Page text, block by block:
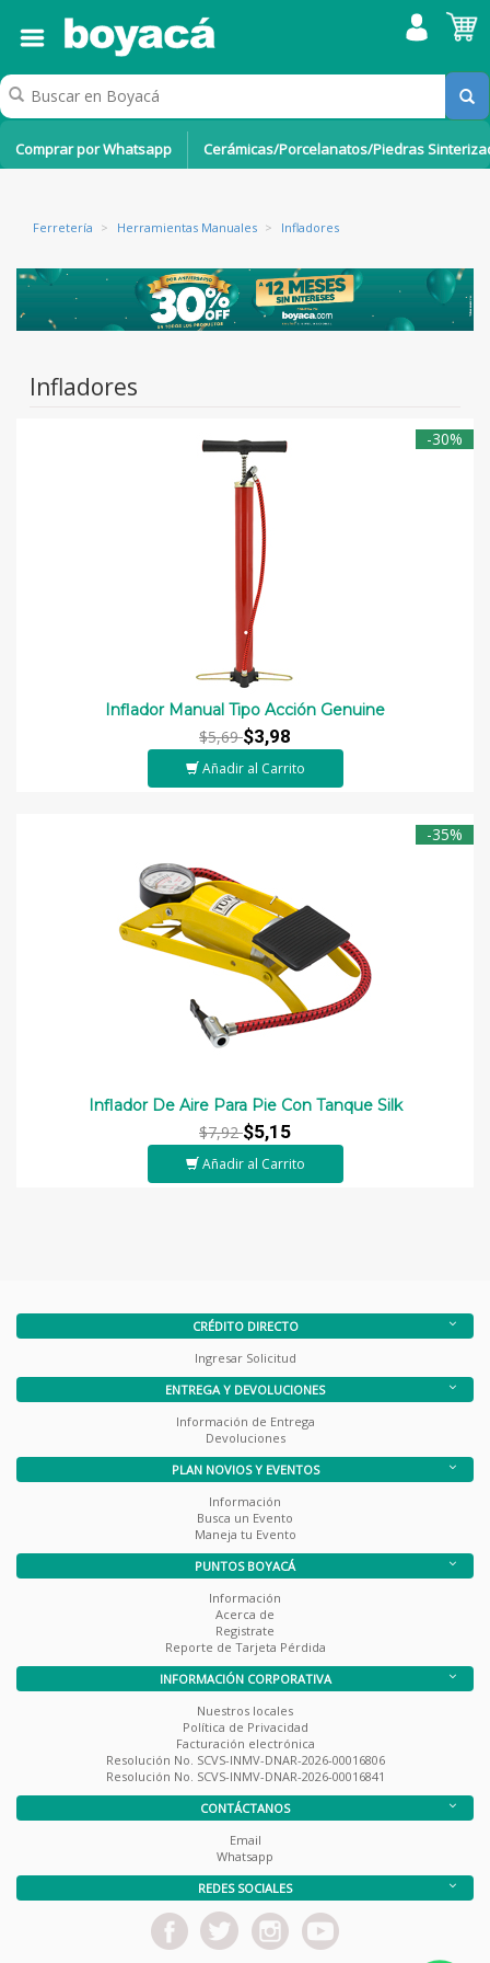
Comprar por Whatsapp Cerámicas/Porcelanatos/Piedras
Ferretería > Herramientas Manuales > Infladores
Infladores
-30%
Inflador Manual Tipo Acción Genuine
$5,69$3,98
Añadir al Carrito
-35%
Inflador De Aire Para Pie Con Tanque Silk
$7,92$5,15
Añadir al Carrito
CRÉDITO DIRECTO
Ingresar Solicitud
ENTREGA Y DEVOLUCIONES
Información de Entrega
Devoluciones
PLAN NOVIOS Y EVENTOS
Información
Busca un Evento
Maneja tu Evento
PUNTOS BOYACÁ
Información
Acerca de
Registrate
Reporte de Tarjeta Pérdida
INFORMACIÓN CORPORATIVA
Nuestros locales
Política de Privacidad
Facturación electrónica
Resolución No. SCVS-INMV-DNAR-2026-00016806
Resolución No. SCVS-INMV-DNAR-2026-00016841
CONTÁCTANOS
Email
Whatsapp
REDES SOCIALES